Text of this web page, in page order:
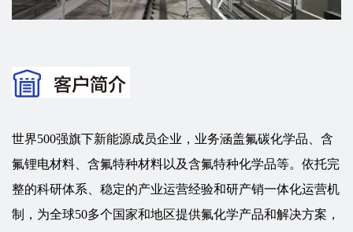
世界500强旗下新能源成员企业，业务涵盖氟碳化学品、含
氟锂电材料、含氟特种材料以及含氟特种化学品等。依托完
整的科研体系、稳定的产业运营经验和研产销一体化运营机
制，为全球50多个国家和地区提供氟化学产品和解决方案，